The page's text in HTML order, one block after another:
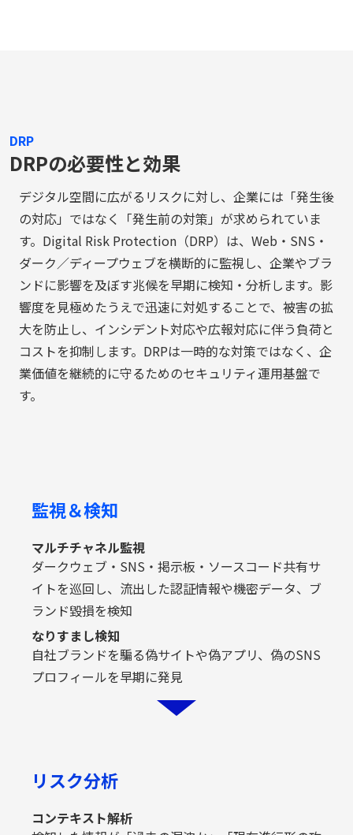
DRP
DRPの必要性と効果
デジタル空間に広がるリスクに対し、企業には「発生後
の対応」ではなく「発生前の対策」が求められていま
す。Digital Risk Protection（DRP）は、Web・SNS・
ダーク／ディープウェブを横断的に監視し、企業やブラ
ンドに影響を及ぼす兆候を早期に検知・分析します。影
響度を見極めたうえで迅速に対処することで、被害の拡
大を防止し、インシデント対応や広報対応に伴う負荷と
コストを抑制します。DRPは一時的な対策ではなく、企
業価値を継続的に守るためのセキュリティ運用基盤で
す。
監視＆検知
マルチチャネル監視
ダークウェブ・SNS・掲示板・ソースコード共有サ
イトを巡回し、流出した認証情報や機密データ、ブ
ランド毀損を検知
なりすまし検知
自社ブランドを騙る偽サイトや偽アプリ、偽のSNS
プロフィールを早期に発見
リスク分析
コンテキスト解析